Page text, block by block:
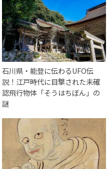
石川県・能登に伝わるUFO伝
説！江戸時代に目撃された未確
認飛行物体「そうはちぼん」の
謎